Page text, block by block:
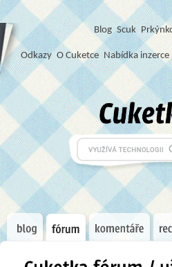
Blog Scuk
Odkazy O Cuketce Nabídka inzerce